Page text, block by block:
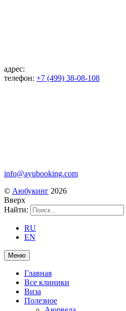
адрес:
телефон: +7 (499) 38-08-108
info@ayubooking.com
© Аюбукинг 2026
Вверх
Найти:
RU
EN
Меню
Главная
Все клиники
Виза
Полезное